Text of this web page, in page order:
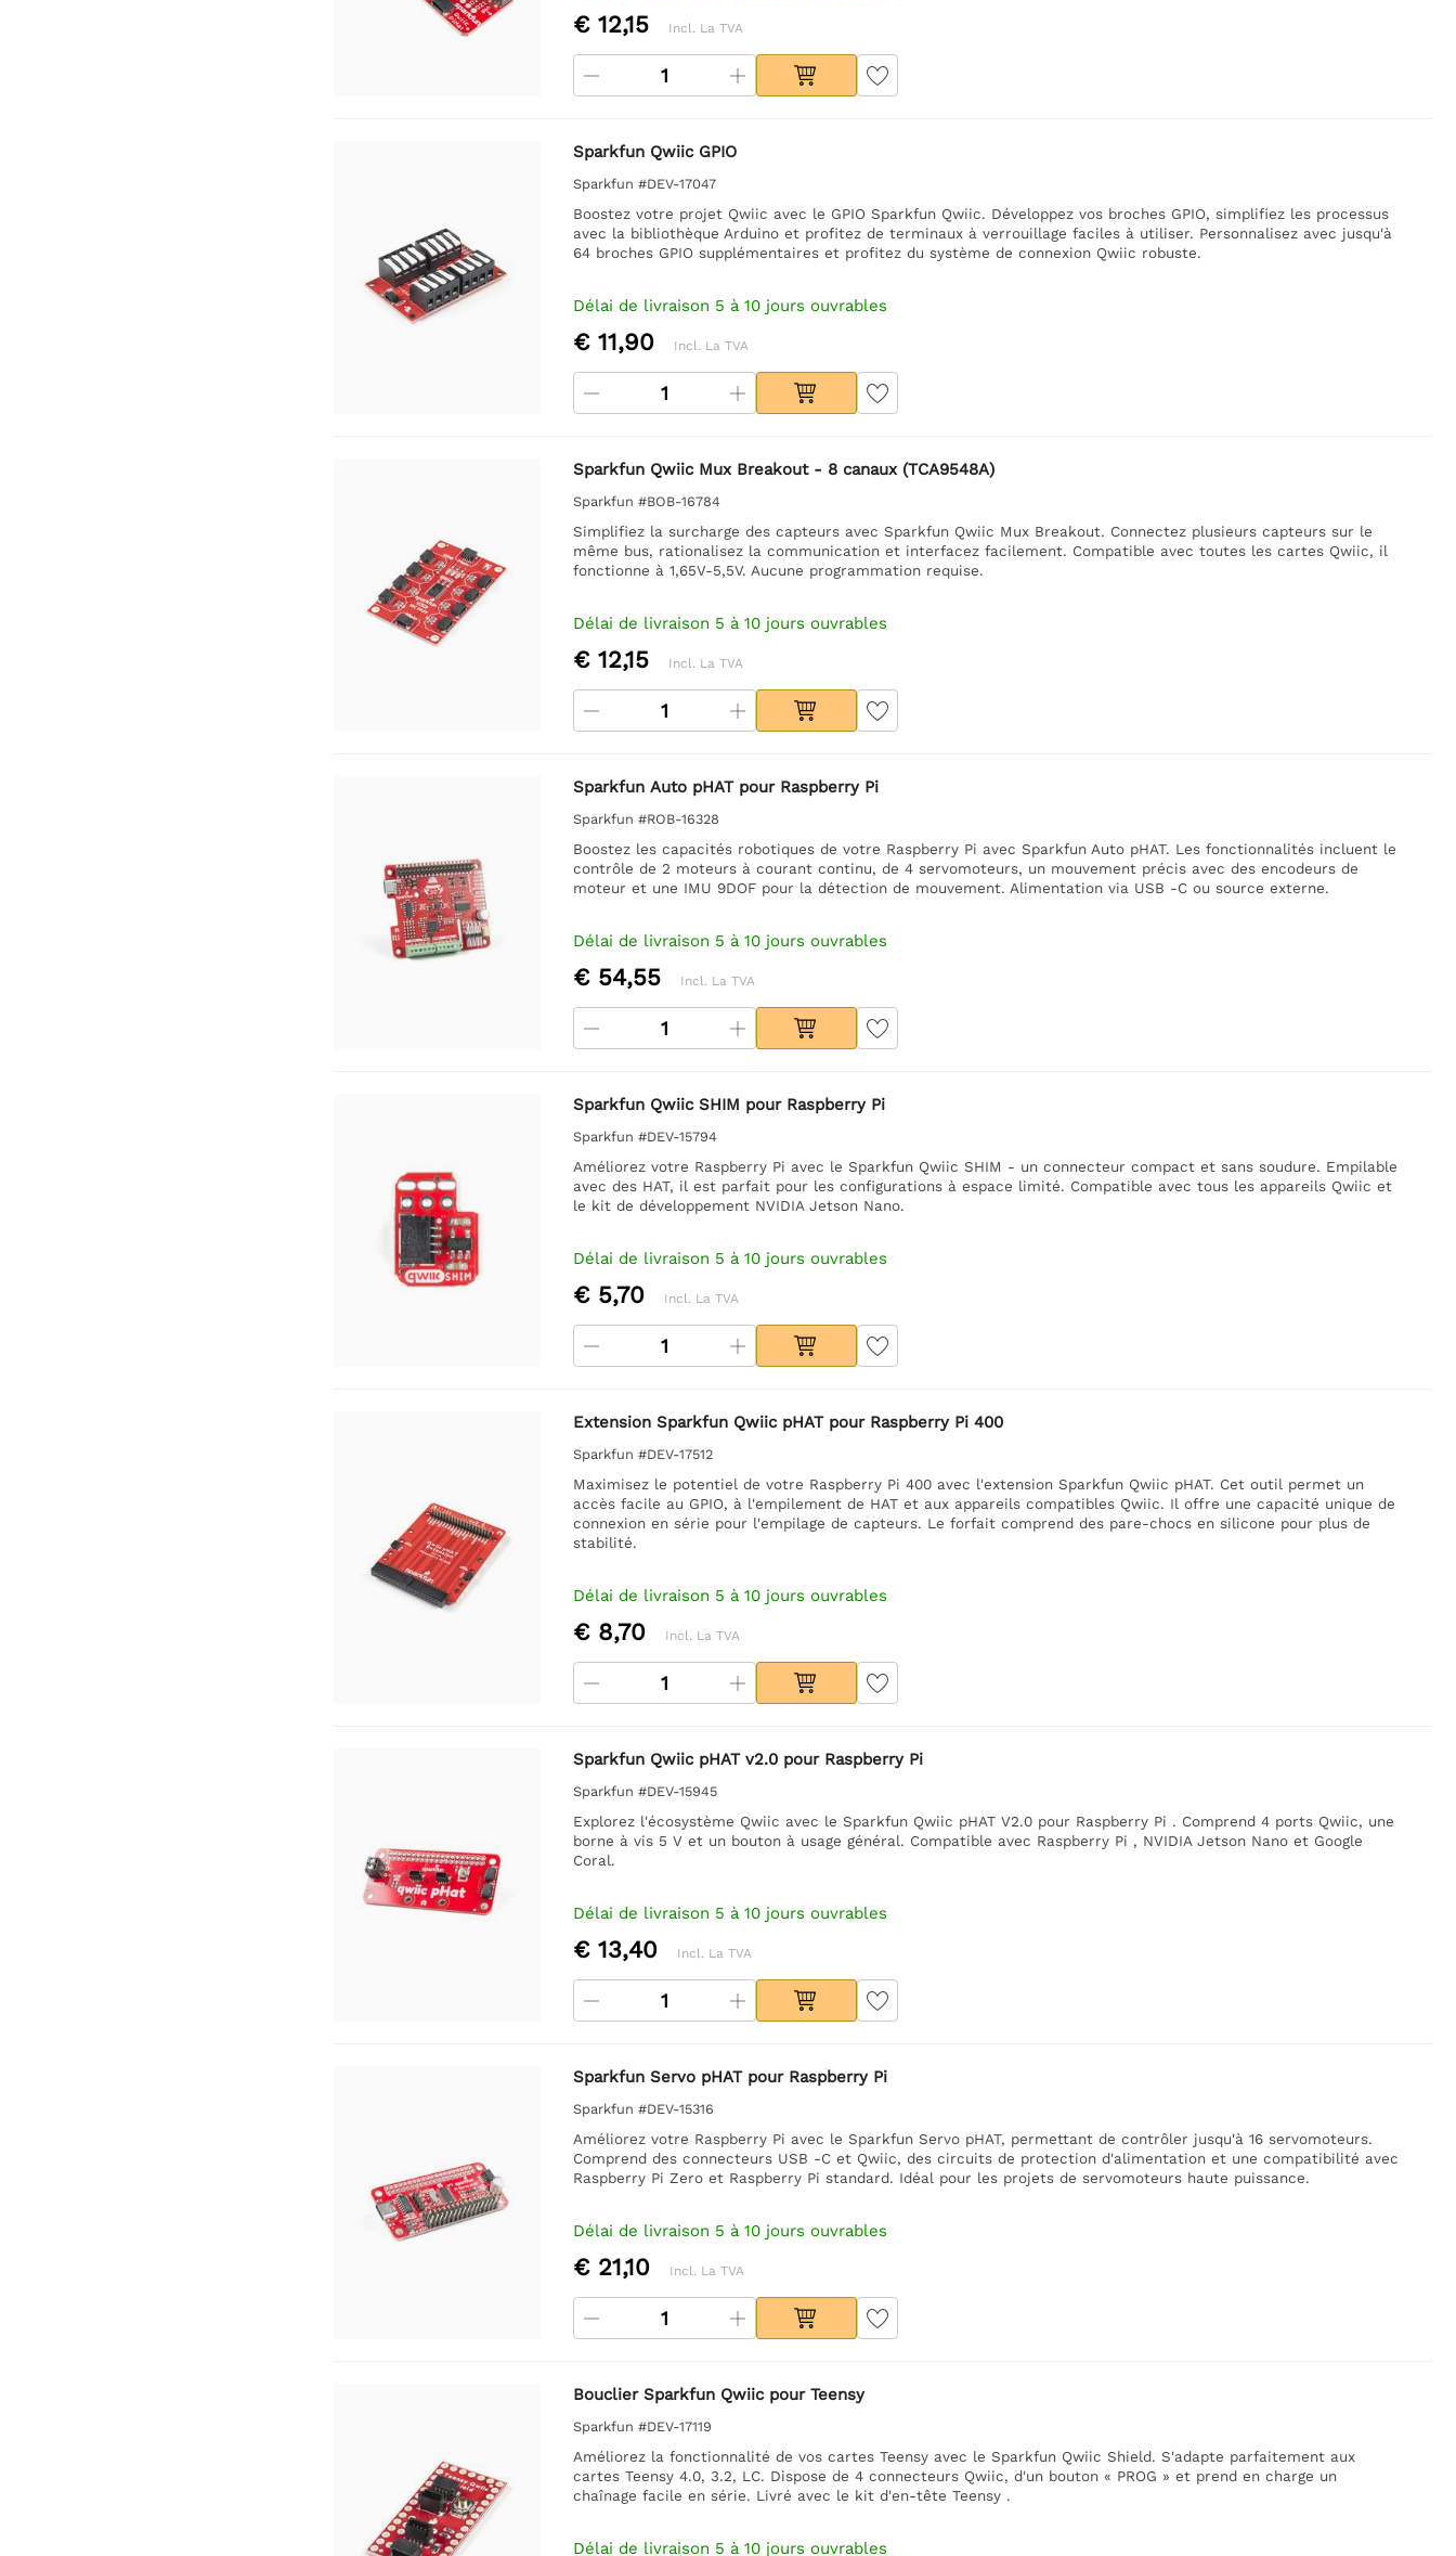
€ 12,15 Incl. La TVA
Sparkfun Qwiic GPIO
Sparkfun #DEV-17047
Boostez votre projet Qwiic avec le GPIO Sparkfun Qwiic. Développez vos broches GPIO, simplifiez les processus
avec la bibliothèque Arduino et profitez de terminaux à verrouillage faciles à utiliser. Personnalisez avec jusqu'à
64 broches GPIO supplémentaires et profitez du système de connexion Qwiic robuste.
Délai de livraison 5 à 10 jours ouvrables
€ 11,90 Incl. La TVA
Sparkfun Qwiic Mux Breakout - 8 canaux (TCA9548A)
Sparkfun #BOB-16784
Simplifiez la surcharge des capteurs avec Sparkfun Qwiic Mux Breakout. Connectez plusieurs capteurs sur le
même bus, rationalisez la communication et interfacez facilement. Compatible avec toutes les cartes Qwiic, il
fonctionne à 1,65V-5,5V. Aucune programmation requise.
Délai de livraison 5 à 10 jours ouvrables
€ 12,15 Incl. La TVA
Sparkfun Auto pHAT pour Raspberry Pi
Sparkfun #ROB-16328
Boostez les capacités robotiques de votre Raspberry Pi avec Sparkfun Auto pHAT. Les fonctionnalités incluent le
contrôle de 2 moteurs à courant continu, de 4 servomoteurs, un mouvement précis avec des encodeurs de
moteur et une IMU 9DOF pour la détection de mouvement. Alimentation via USB -C ou source externe.
Délai de livraison 5 à 10 jours ouvrables
€ 54,55 Incl. La TVA
Sparkfun Qwiic SHIM pour Raspberry Pi
Sparkfun #DEV-15794
Améliorez votre Raspberry Pi avec le Sparkfun Qwiic SHIM - un connecteur compact et sans soudure. Empilable
avec des HAT, il est parfait pour les configurations à espace limité. Compatible avec tous les appareils Qwiic et
le kit de développement NVIDIA Jetson Nano.
Délai de livraison 5 à 10 jours ouvrables
€ 5,70 Incl. La TVA
Extension Sparkfun Qwiic pHAT pour Raspberry Pi 400
Sparkfun #DEV-17512
Maximisez le potentiel de votre Raspberry Pi 400 avec l'extension Sparkfun Qwiic pHAT. Cet outil permet un
accès facile au GPIO, à l'empilement de HAT et aux appareils compatibles Qwiic. Il offre une capacité unique de
connexion en série pour l'empilage de capteurs. Le forfait comprend des pare-chocs en silicone pour plus de
stabilité.
Délai de livraison 5 à 10 jours ouvrables
€ 8,70 Incl. La TVA
Sparkfun Qwiic pHAT v2.0 pour Raspberry Pi
Sparkfun #DEV-15945
Explorez l'écosystème Qwiic avec le Sparkfun Qwiic pHAT V2.0 pour Raspberry Pi . Comprend 4 ports Qwiic, une
borne à vis 5 V et un bouton à usage général. Compatible avec Raspberry Pi , NVIDIA Jetson Nano et Google
Coral.
Délai de livraison 5 à 10 jours ouvrables
€ 13,40 Incl. La TVA
Sparkfun Servo pHAT pour Raspberry Pi
Sparkfun #DEV-15316
Améliorez votre Raspberry Pi avec le Sparkfun Servo pHAT, permettant de contrôler jusqu'à 16 servomoteurs.
Comprend des connecteurs USB -C et Qwiic, des circuits de protection d'alimentation et une compatibilité avec
Raspberry Pi Zero et Raspberry Pi standard. Idéal pour les projets de servomoteurs haute puissance.
Délai de livraison 5 à 10 jours ouvrables
€ 21,10 Incl. La TVA
Bouclier Sparkfun Qwiic pour Teensy
Sparkfun #DEV-17119
Améliorez la fonctionnalité de vos cartes Teensy avec le Sparkfun Qwiic Shield. S'adapte parfaitement aux
cartes Teensy 4.0, 3.2, LC. Dispose de 4 connecteurs Qwiic, d'un bouton « PROG » et prend en charge un
chaînage facile en série. Livré avec le kit d'en-tête Teensy .
Délai de livraison 5 à 10 jours ouvrables